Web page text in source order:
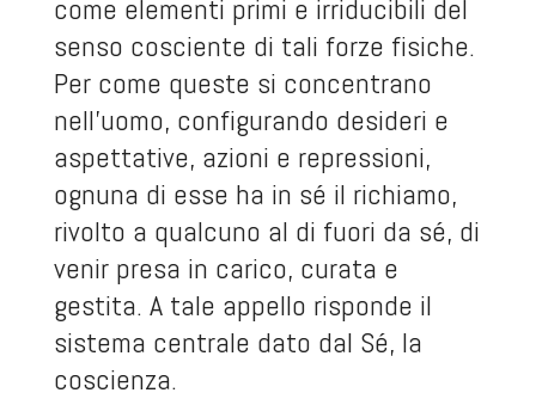
come elementi primi e irriducibili del
senso cosciente di tali forze fisiche.
Per come queste si concentrano
nell’uomo, configurando desideri e
aspettative, azioni e repressioni,
ognuna di esse ha in sé il richiamo,
rivolto a qualcuno al di fuori da sé, di
venir presa in carico, curata e
gestita. A tale appello risponde il
sistema centrale dato dal Sé, la
coscienza.